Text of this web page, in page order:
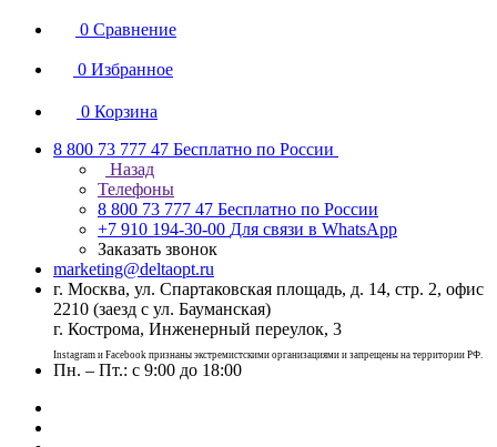
0 Сравнение
0 Избранное
0 Корзина
8 800 73 777 47 Бесплатно по России
Назад
Телефоны
8 800 73 777 47 Бесплатно по России
+7 910 194-30-00 Для связи в WhatsApp
Заказать звонок
marketing@deltaopt.ru
г. Москва, ул. Спартаковская площадь, д. 14, стр. 2, офис
2210 (заезд с ул. Бауманская)
г. Кострома, Инженерный переулок, 3
Instagram и Facebook признаны экстремистскими организациями и запрещены на территории РФ.
Пн. – Пт.: с 9:00 до 18:00